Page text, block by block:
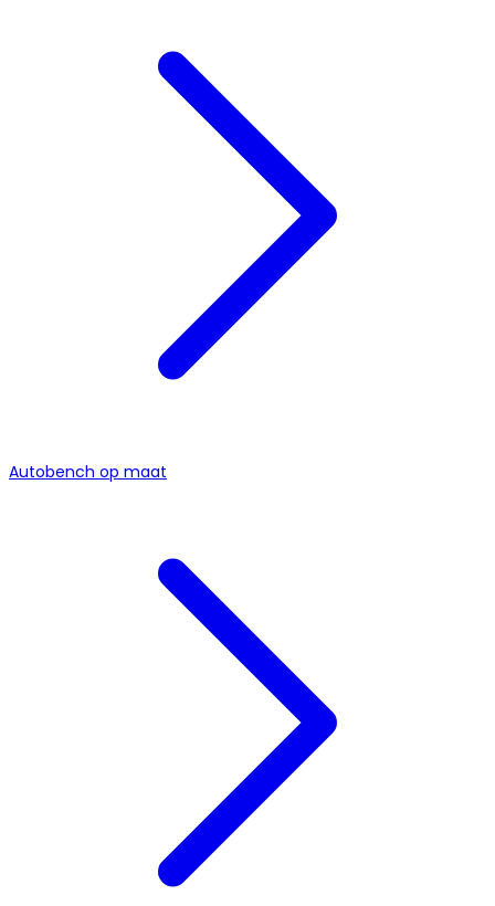
Autobench op maat